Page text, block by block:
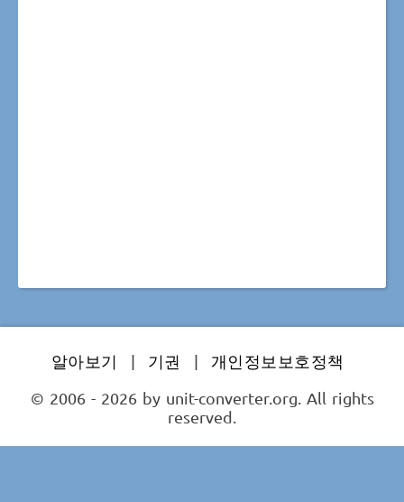
알아보기 | 기권 |
개인정보보호정책
© 2006 - 2026 by unit-converter.org. All rights
reserved.